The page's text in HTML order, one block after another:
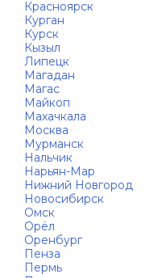
Красноярск
Курган
Курск
Кызыл
Липецк
Магадан
Магас
Майкоп
Махачкала
Москва
Мурманск
Нальчик
Нарьян-Мар
Нижний Новгород
Новосибирск
Омск
Орёл
Оренбург
Пенза
Пермь